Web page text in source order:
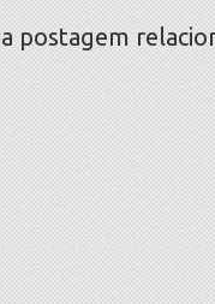
postagem